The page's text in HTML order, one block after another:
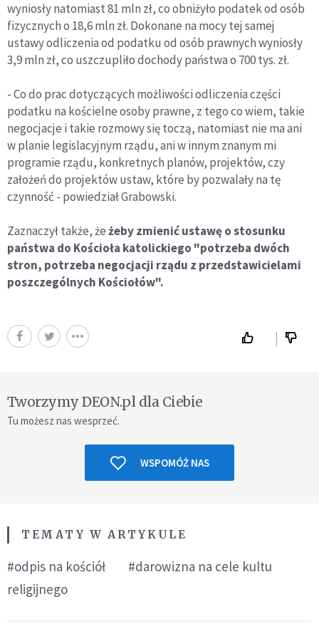
wyniosły natomiast 81 mln zł, co obniżyło podatek od osób
fizycznych o 18,6 mln zł. Dokonane na mocy tej samej
ustawy odliczenia od podatku od osób prawnych wyniosły
3,9 mln zł, co uszczupliło dochody państwa o 700 tys. zł.
- Co do prac dotyczących możliwości odliczenia części
podatku na kościelne osoby prawne, z tego co wiem, takie
negocjacje i takie rozmowy się toczą, natomiast nie ma ani
w planie legislacyjnym rządu, ani w innym znanym mi
programie rządu, konkretnych planów, projektów, czy
założeń do projektów ustaw, które by pozwalały na tę
czynność - powiedział Grabowski.
Zaznaczył także, żeżeby zmienić ustawę o stosunku
państwa do Kościoła katolickiego "potrzeba dwóch
stron, potrzeba negocjacji rządu z przedstawicielami
poszczególnych Kościołów".
Tworzymy DEON.pl dla Ciebie
Tu możesz nas wesprzeć.
WSPOMÓŻ NAS
TEMATY W ARTYKULE
#odpis na kościół
#darowizna na cele kultu
religijnego